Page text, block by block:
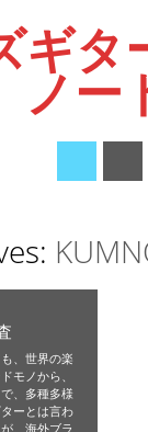
ギタ
ノー
、世界の楽
モノから、
、多種多様
ーとは言わ
、海外ブラ